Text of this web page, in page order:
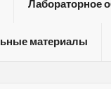
Лабораторное
материалы